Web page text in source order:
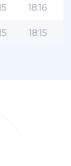
18:16
18:15